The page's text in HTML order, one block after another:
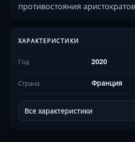
противостояния
ХАРАКТЕРИСТИКИ
Год 2020
Страна Франция
Все характеристики